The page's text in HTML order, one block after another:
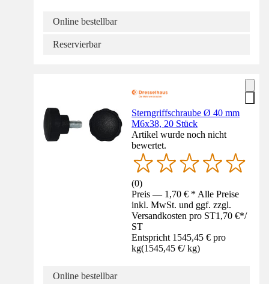
Online bestellbar
Reservierbar
Sterngriffschraube Ø 40 mm
M6x38, 20 Stück
Artikel wurde noch nicht
bewertet.
(0)
Preis — 1,70 € * Alle Preise
inkl. MwSt. und ggf. zzgl.
Versandkosten pro ST1,70 €*/
ST
Entspricht 1545,45 € pro
kg(1545,45 €/ kg)
Online bestellbar